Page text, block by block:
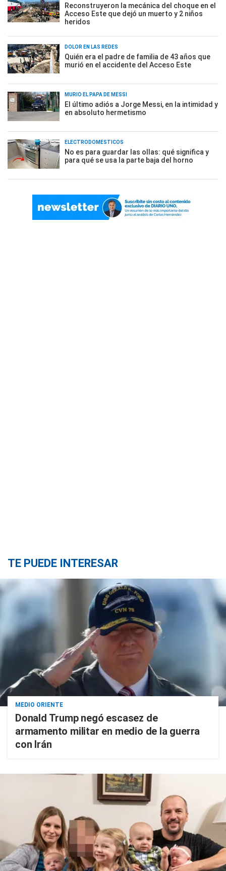
Reconstruyeron la mecánica del choque en el
Acceso Este que dejó un muerto y 2 niños
heridos
DOLOR EN LAS REDES
Quién era el padre de familia de 43 años que
murió en el accidente del Acceso Este
MURIÓ EL PAPÁ DE MESSI
El último adiós a Jorge Messi, en la intimidad y
en absoluto hermetismo
ELECTRODOMÉSTICOS
No es para guardar las ollas: qué significa y
para qué se usa la parte baja del horno
TE PUEDE INTERESAR
MEDIO ORIENTE
Donald Trump negó escasez de
armamento militar en medio de la guerra
con Irán